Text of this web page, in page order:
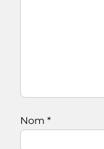
Nom *